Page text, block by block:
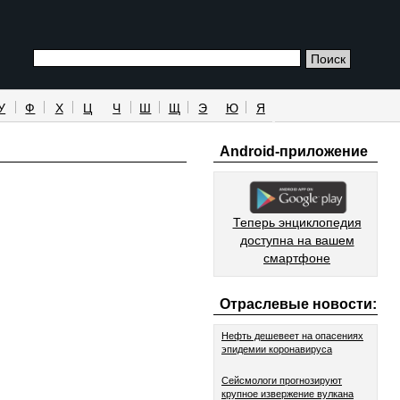
Ф Х Ц Ч Ш Щ Э Ю Я
Android-приложение
Теперь энциклопедия
доступна на вашем
смартфоне
Отраслевые новости:
Нефть дешевеет на опасениях
эпидемии коронавируса
Сейсмологи прогнозируют
крупное извержение вулкана